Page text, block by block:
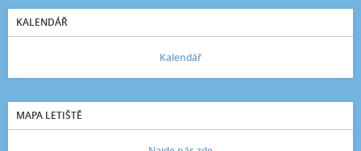
KALENDÁŘ
Kalendář
MAPA LETIŠTĚ